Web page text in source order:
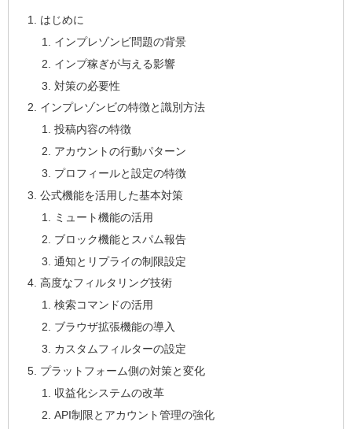
はじめに
インプレゾンビ問題の背景
インプ稼ぎが与える影響
対策の必要性
インプレゾンビの特徴と識別方法
投稿内容の特徴
アカウントの行動パターン
プロフィールと設定の特徴
公式機能を活用した基本対策
ミュート機能の活用
ブロック機能とスパム報告
通知とリプライの制限設定
高度なフィルタリング技術
検索コマンドの活用
ブラウザ拡張機能の導入
カスタムフィルターの設定
プラットフォーム側の対策と変化
収益化システムの改革
API制限とアカウント管理の強化